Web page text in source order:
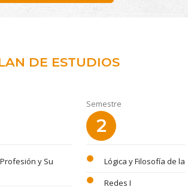
DE ESTUDIOS
y Su
Semestre
2
circle Lógica y Filosofía de la
circle Redes I